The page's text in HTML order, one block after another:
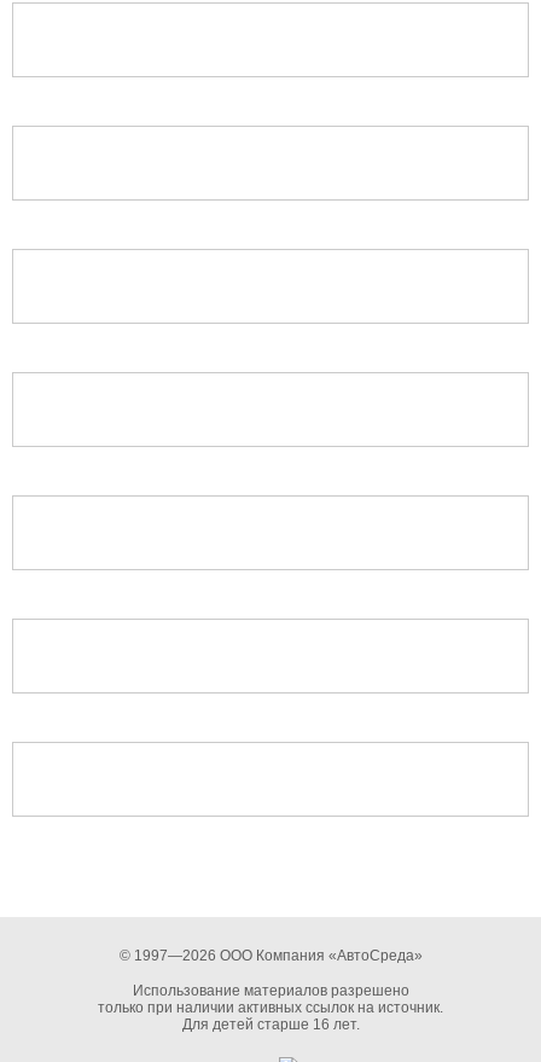
© 1997—2026 ООО Компания «АвтоСреда»
Использование материалов разрешено
только при наличии активных ссылок на источник.
Для детей старше 16 лет.